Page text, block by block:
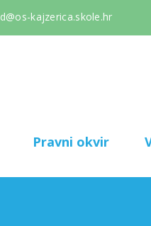
kajzerica.skole.hr
Pravni okvir